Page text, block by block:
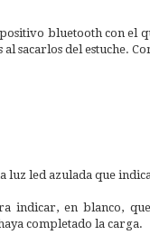
bluetooth con el
sacarlos del estuche.
luz led azulada que
indicar, en blanco,
completado la carga.